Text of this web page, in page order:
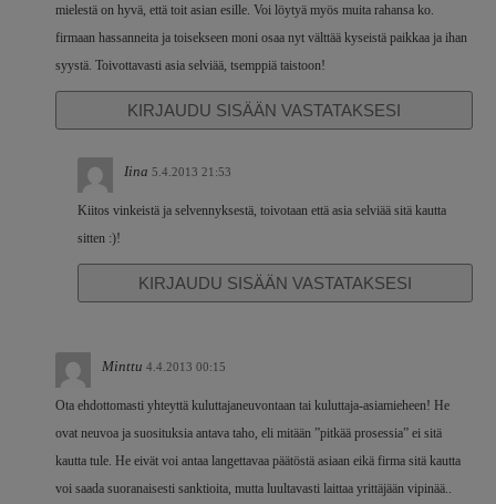
mielestä on hyvä, että toit asian esille. Voi löytyä myös muita rahansa ko.
firmaan hassanneita ja toisekseen moni osaa nyt välttää kyseistä paikkaa ja ihan
syystä. Toivottavasti asia selviää, tsemppiä taistoon!
KIRJAUDU SISÄÄN VASTATAKSESI
Iina 5.4.2013 21:53
Kiitos vinkeistä ja selvennyksestä, toivotaan että asia selviää sitä kautta
sitten :)!
KIRJAUDU SISÄÄN VASTATAKSESI
Minttu 4.4.2013 00:15
Ota ehdottomasti yhteyttä kuluttajaneuvontaan tai kuluttaja-asiamieheen! He
ovat neuvoa ja suosituksia antava taho, eli mitään ”pitkää prosessia” ei sitä
kautta tule. He eivät voi antaa langettavaa päätöstä asiaan eikä firma sitä kautta
voi saada suoranaisesti sanktioita, mutta luultavasti laittaa yrittäjään vipinää..